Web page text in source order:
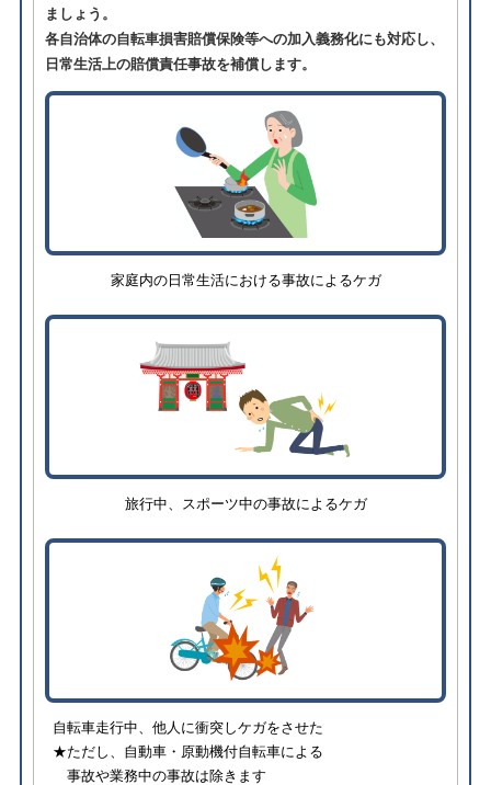
ましょう。
各自治体の自転車損害賠償保険等への加入義務化にも対応し、
日常生活上の賠償責任事故を補償します。
家庭内の日常生活における事故によるケガ
旅行中、スポーツ中の事故によるケガ
自転車走行中、他人に衝突しケガをさせた
★ただし、自動車・原動機付自転車による
事故や業務中の事故は除きます